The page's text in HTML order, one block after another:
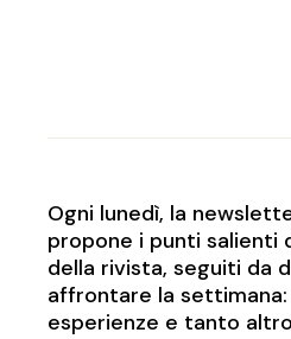
Ogni lunedì, la
propone i punti salienti
della rivista, seguiti da
affrontare la
esperienze e tanto